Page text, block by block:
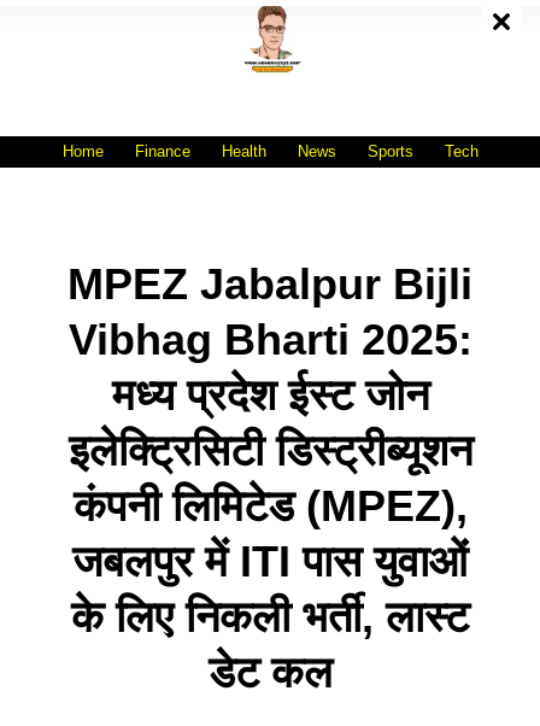
Home Finance Health News Sports Tech
MPEZ Jabalpur Bijli
Vibhag Bharti 2025:
मध्य प्रदेश ईस्ट जोन
इलेक्ट्रिसिटी डिस्ट्रीब्यूशन
कंपनी लिमिटेड (MPEZ),
जबलपुर में ITI पास युवाओं
के लिए निकली भर्ती, लास्ट
डेट कल